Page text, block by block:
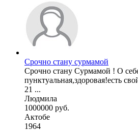
Срочно стану сурмамой
Срочно стану Сурмамой ! О
пунктуальная,здоровая!есть
21 ...
Людмила
1000000 руб.
Актобе
1964